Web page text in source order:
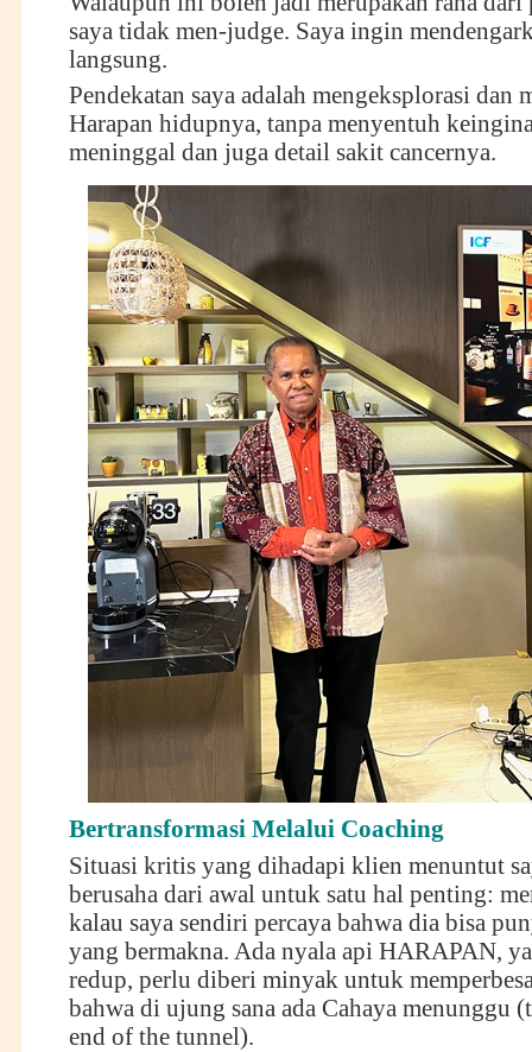
saya tidak men-judge. Saya ingin
langsung.
Pendekatan saya adalah mengeksplorasi dan
Harapan hidupnya, tanpa menyentuh
meninggal dan juga detail sakit cancernya.
Bertransformasi Melalui Coaching
Situasi kritis yang dihadapi klien menuntut
berusaha dari awal untuk satu hal penting:
kalau saya sendiri percaya bahwa dia bisa
yang bermakna. Ada nyala api HARAPAN,
redup, perlu diberi minyak untuk
bahwa di ujung sana ada Cahaya menunggu
end of the tunnel).